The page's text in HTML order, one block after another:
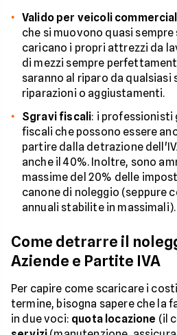
Valido per veicoli
che si muovono quasi sempre
caricano i propri attrezzi da
di mezzi sempre
saranno al riparo da qualsiasi
riparazioni o aggiustamenti.
Sgravi fiscali: i professionisti
fiscali che possono essere
partire dalla detrazione
anche il 40%. Inoltre, sono
massime del 20% delle
canone di noleggio (seppure
annuali stabilite in massimali).
Come detrarre il
Aziende e Partite IVA
Per capire come scaricare i
termine, bisogna sapere che la
in due voci: quota locazione (il